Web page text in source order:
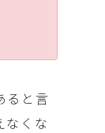
ると言
なくな